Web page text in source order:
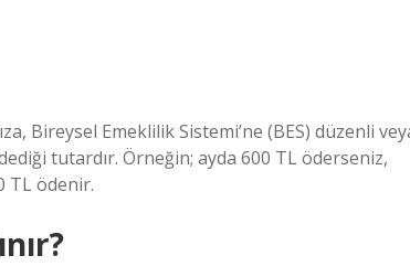
Bireysel Emeklilik Sistemi’ne (BES) düzenli
tutardır. Örneğin; ayda 600 TL öderseniz,
TL ödenir.